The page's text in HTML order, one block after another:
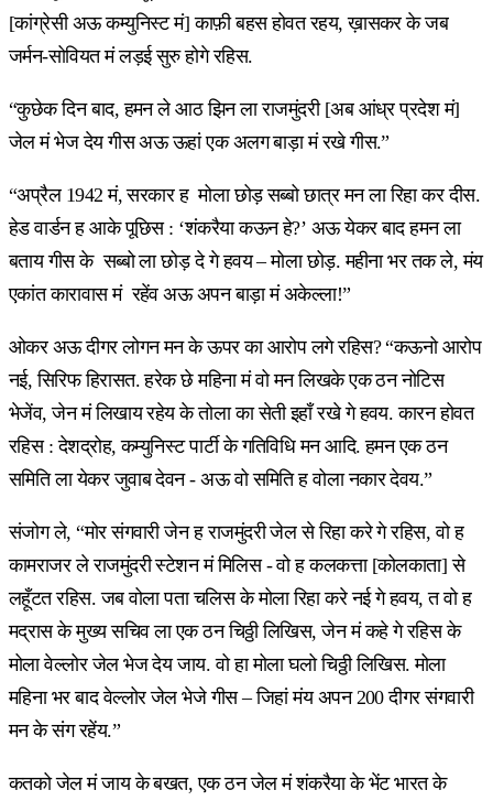
[कांग्रेसी अऊ कम्युनिस्ट मं] काफ़ी बहस होवत रहय, ख़ासकर के जब
जर्मन-सोवियत मं लड़ई सुरु होगे रहिस.
“कुछेक दिन बाद, हमन ले आठ झिन ला राजमुंदरी [अब आंध्र प्रदेश मं]
जेल मं भेज देय गीस अऊ ऊहां एक अलग बाड़ा मं रखे गीस.”
“अप्रैल 1942 मं, सरकार ह मोला छोड़ सब्बो छात्र मन ला रिहा कर दीस.
हेड वार्डन ह आके पूछिस : ‘शंकरैया कऊन हे?’ अऊ येकर बाद हमन ला
बताय गीस के सब्बो ला छोड़ दे गे हवय – मोला छोड़. महीना भर तक ले, मंय
एकांत कारावास मं रहेंव अऊ अपन बाड़ा मं अकेल्ला!”
ओकर अऊ दीगर लोगन मन के ऊपर का आरोप लगे रहिस? “कऊनो आरोप
नई, सिरिफ हिरासत. हरेक छे महिना मं वो मन लिखके एक ठन नोटिस
भेजेंव, जेन मं लिखाय रहेय के तोला का सेती इहाँ रखे गे हवय. कारन होवत
रहिस : देशद्रोह, कम्युनिस्ट पार्टी के गतिविधि मन आदि. हमन एक ठन
समिति ला येकर जुवाब देवन - अऊ वो समिति ह वोला नकार देवय.”
संजोग ले, “मोर संगवारी जेन ह राजमुंदरी जेल से रिहा करे गे रहिस, वो ह
कामराजर ले राजमुंदरी स्टेशन मं मिलिस - वो ह कलकत्ता [कोलकाता] से
लहूँटत रहिस. जब वोला पता चलिस के मोला रिहा करे नई गे हवय, त वो ह
मद्रास के मुख्य सचिव ला एक ठन चिठ्ठी लिखिस, जेन मं कहे गे रहिस के
मोला वेल्लोर जेल भेज देय जाय. वो हा मोला घलो चिठ्ठी लिखिस. मोला
महिना भर बाद वेल्लोर जेल भेजे गीस – जिहां मंय अपन 200 दीगर संगवारी
मन के संग रहेंय.”
कतको जेल मं जाय के बखत, एक ठन जेल मं शंकरैया के भेंट भारत के